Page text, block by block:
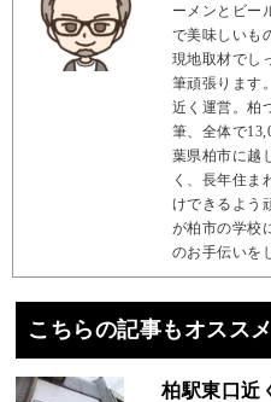
ーメンとビー
で美味しいも
現地取材でし
筆頑張ります
近く運営。柏
筆、全体で
葉県柏市に越
く、長年住ま
けできるよう
が柏市の学校
のお手伝いを
こちらの記事もオススメ
柏駅東口近